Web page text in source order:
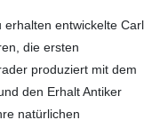
erhalten entwickelte Carl
die ersten
produziert mit dem
den Erhalt Antiker
natürlichen